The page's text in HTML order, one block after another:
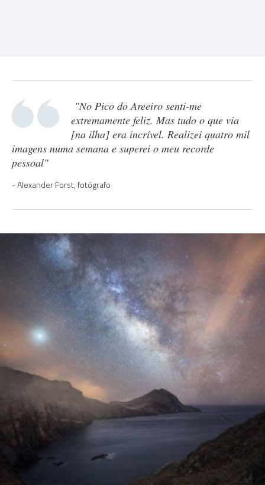
"No Pico do Areeiro senti-me
extremamente feliz. Mas tudo o que via
[na ilha] era incrível. Realizei quatro mil
imagens numa semana e superei o meu recorde
pessoal"
Alexander Forst, fotógrafo